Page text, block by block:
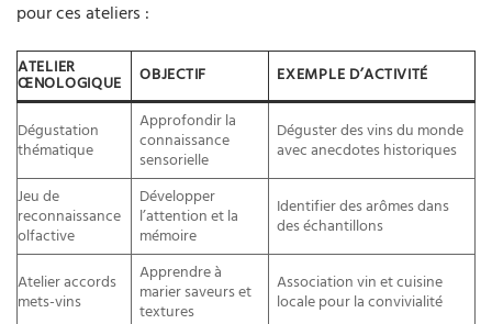
pour ces ateliers :
ATELIER
ŒNOLOGIQUE OBJECTIF EXEMPLE D’ACTIVITÉ
Dégustation
thématique
Approfondir la
connaissance
sensorielle
Déguster des vins du monde
avec anecdotes historiques
Jeu de
reconnaissance
olfactive
Développer
l’attention et la
mémoire
Identifier des arômes dans
des échantillons
Atelier accords
mets-vins
Apprendre à
marier saveurs et
textures
Association vin et cuisine
locale pour la convivialité